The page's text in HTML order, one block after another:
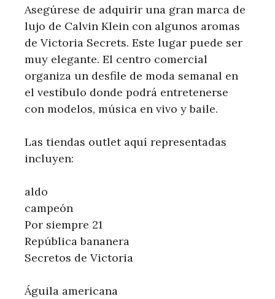
Asegúrese de adquirir una gran marca de
lujo de Calvin Klein con algunos aromas
de Victoria Secrets. Este lugar puede ser
muy elegante. El centro comercial
organiza un desfile de moda semanal en
el vestíbulo donde podrá entretenerse
con modelos, música en vivo y baile.
Las tiendas outlet aquí representadas
incluyen:
aldo
campeón
Por siempre 21
República bananera
Secretos de Victoria
Águila americana